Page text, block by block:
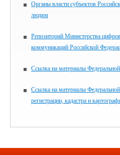
Органы власти субъектов
людям
Репозиторий Министерства
коммуникаций Российской
Ссылка на материалы
Ссылка на материалы
регистрации, кадастра и